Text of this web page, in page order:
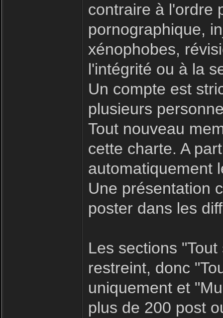
contraire à l'ordre
pornographique,
xénophobes,
l'intégrité ou à la
Un compte est
plusieurs
Tout nouveau
cette charte. A
automatiquement
Une présentation
poster dans les
Les sections
restreint, donc
uniquement et
plus de 200 post